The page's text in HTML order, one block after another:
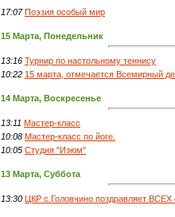
17:07 Поэзия особый мир
15 Марта, Понедельник
13:16 Турнир по настольному теннису
10:22 15 марта, отмечается Всемирный
14 Марта, Воскресенье
13:11 Мастер-класс
10:08 Мастер-класс по йоге.
10:05 Студия "Изюм"
13 Марта, Суббота
13:30 ЦКР с.Головчино поздравляет